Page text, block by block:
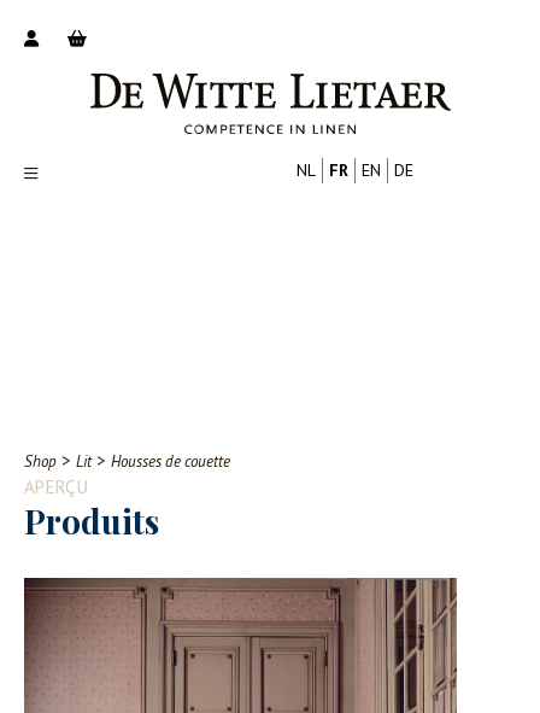
Contact
NL FR EN DE
Shop > Lit> Housses de couette
APERÇU
Produits